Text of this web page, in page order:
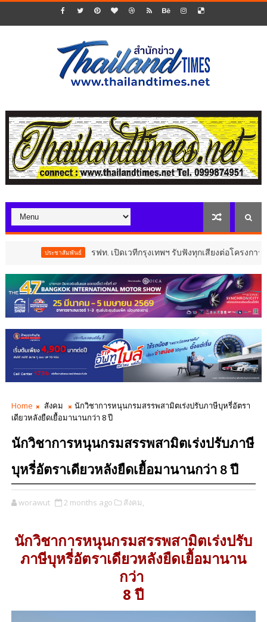
ประชาสัมพันธ์ รฟท. เปิดเวทีกรุงเทพฯ รับฟังทุกเสียงต่อโครงการรถไฟ
Home สังคม
นักวิชาการหนุนกรมสรรพสามิตเร่งปรับภาษีบุหรี่อัตรา
เดียวหลังยืดเยื้อมานานกว่า 8 ปี
นักวิชาการหนุนกรมสรรพสามิตเร่งปรับภาษี
บุหรี่อัตราเดียวหลังยืดเยื้อมานานกว่า 8 ปี
worawut 2 months ago สังคม,
นักวิชาการหนุนกรมสรรพสามิตเร่งปรับ
ภาษีบุหรี่อัตราเดียวหลังยืดเยื้อมานาน
กว่า
8 ปี